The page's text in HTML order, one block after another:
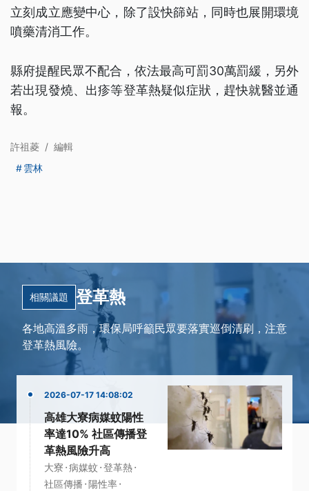
立刻成立應變中心，除了設快篩站，同時也展開環境
噴藥清消工作。
縣府提醒民眾不配合，依法最高可罰30萬罰緩，另外
若出現發燒、出疹等登革熱疑似症狀，趕快就醫並通
報。
許祖菱 / 編輯
雲林
相關議題 登革熱
各地高溫多雨，環保局呼籲民眾要落實巡倒清刷，注意
登革熱風險。
2026-07-17 14:08:02
高雄大寮病媒蚊陽性
率達10% 社區傳播登
革熱風險升高
大寮 ·病媒蚊·登革熱·
社區傳播 ·陽性率·